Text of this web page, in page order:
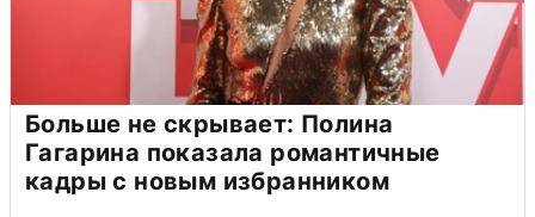
Больше не скрывает: Полина
Гагарина показала романтичные
кадры с новым избранником